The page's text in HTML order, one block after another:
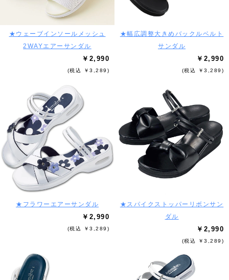
★ウェーブインソールメッシュ
2WAYエアーサンダル
￥2,990
(税込 ￥3,289)
★幅広調整大きめバックルベルト
サンダル
￥2,990
(税込 ￥3,289)
★フラワーエアーサンダル
￥2,990
(税込 ￥3,289)
★スパイクストッパーリボンサン
ダル
￥2,990
(税込 ￥3,289)